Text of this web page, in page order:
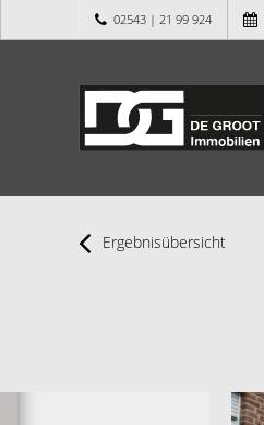
02543 | 21 99 924
Ergebnisübersicht